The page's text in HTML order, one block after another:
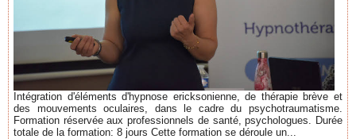
Intégration d'éléments d'hypnose ericksonienne, de thérapie brève et
des mouvements oculaires, dans le cadre du psychotraumatisme.
Formation réservée aux professionnels de santé, psychologues. Durée
totale de la formation: 8 jours Cette formation se déroule un...